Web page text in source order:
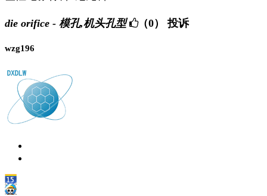
die orifice - 模孔,机头孔型 （0） 投诉
wzg196